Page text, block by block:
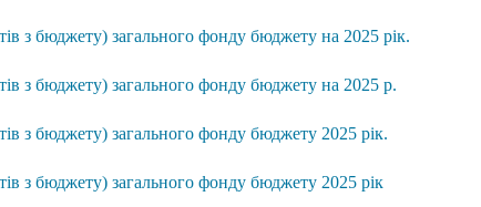
з бюджету) загального фонду бюджету на 2025 рік.
з бюджету) загального фонду бюджету на 2025 р.
з бюджету) загального фонду бюджету 2025 рік.
з бюджету) загального фонду бюджету 2025 рік